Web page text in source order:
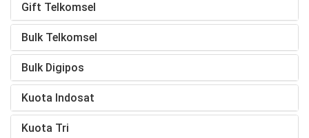
Gift Telkomsel
Bulk Telkomsel
Bulk Digipos
Kuota Indosat
Kuota Tri